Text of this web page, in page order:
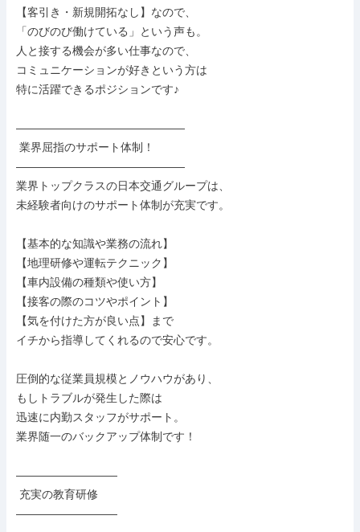
【客引き・新規開拓なし】なので、
「のびのび働けている」という声も。
人と接する機会が多い仕事なので、
コミュニケーションが好きという方は
特に活躍できるポジションです♪
―――――――――――――――
―――――――――――――――
業界トップクラスの日本交通グループは、
未経験者向けのサポート体制が充実です。
【基本的な知識や業務の流れ】
【地理研修や運転テクニック】
【車内設備の種類や使い方】
【接客の際のコツやポイント】
【気を付けた方が良い点】まで
イチから指導してくれるので安心です。
圧倒的な従業員規模とノウハウがあり、
もしトラブルが発生した際は
迅速に内勤スタッフがサポート。
業界随一のバックアップ体制です！
―――――――――
―――――――――